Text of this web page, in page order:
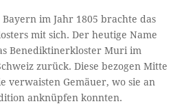
im Jahr 1805 brachte das
mit sich. Der heutige Name
Benediktinerkloster Muri im
zurück. Diese bezogen Mitte
verwaisten Gemäuer, wo sie an
anknüpfen konnten.